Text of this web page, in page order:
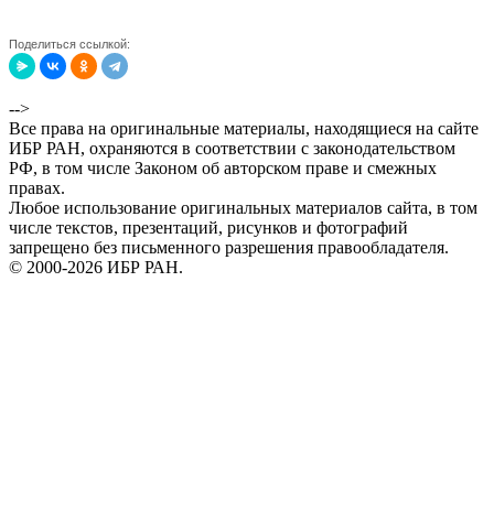
Поделиться ссылкой:
-->
Все права на оригинальные материалы, находящиеся на сайте
ИБР РАН, охраняются в соответствии с законодательством
РФ, в том числе Законом об авторском праве и смежных
правах.
Любое использование оригинальных материалов сайта, в том
числе текстов, презентаций, рисунков и фотографий
запрещено без письменного разрешения правообладателя.
© 2000-2026 ИБР РАН.